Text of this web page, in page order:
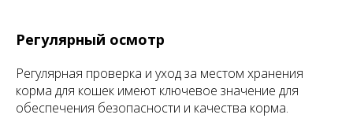
Регулярный осмотр
Регулярная проверка и уход за местом хранения
корма для кошек имеют ключевое значение для
обеспечения безопасности и качества корма.